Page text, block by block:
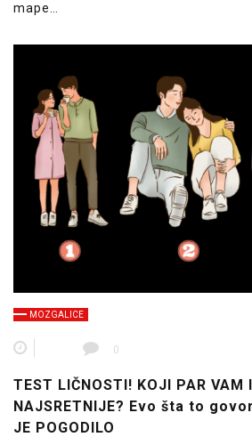
mape…
MOZGALICE
0
TEST LIČNOSTI! KOJI PAR VAM
NAJSRETNIJE? Evo šta to
JE POGODILO